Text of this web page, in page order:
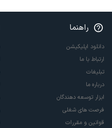
راهنما
دانلود اپلیکیشن
ارتباط با ما
تبلیغات
درباره ما
ابزار توسعه دهندگان
فرصت های شغلی
قوانین و مقررات